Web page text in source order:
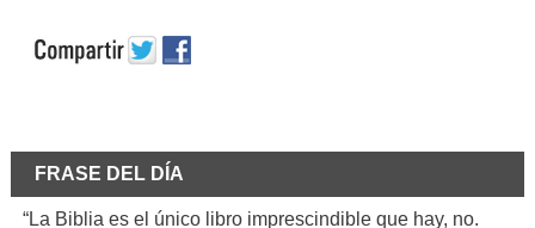
FRASE DEL DÍA
“La Biblia es el único libro imprescindible que hay, no.